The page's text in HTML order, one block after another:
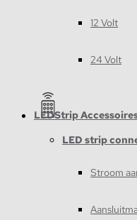
12 Volt
24 Volt
LEDStrip
LED strip
Stroom